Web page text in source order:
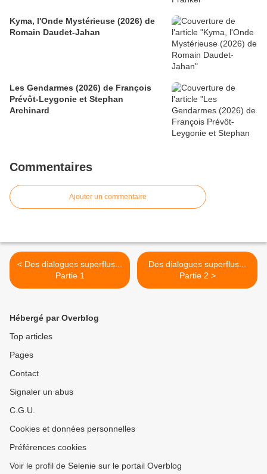
Kyma, l'Onde Mystérieuse (2026) de
Romain Daudet-Jahan
Les Gendarmes (2026) de François
Prévôt-Leygonie et Stephan
Archinard
Commentaires
Ajouter un commentaire
< Des dialogues superflus...
Partie 1
Des dialogues superflus...
Partie 2 >
Hébergé par Overblog
Top articles
Pages
Contact
Signaler un abus
C.G.U.
Cookies et données personnelles
Préférences cookies
Voir le profil de Selenie sur le portail Overblog